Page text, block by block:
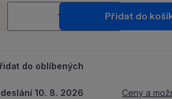
+
Přidat do
do oblíbených
10. 8. 2026 Ceny a